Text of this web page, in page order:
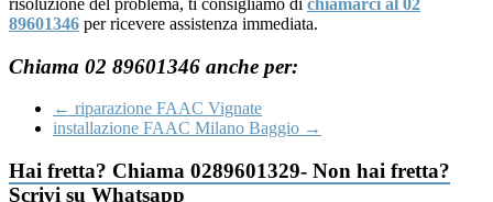
risoluzione del problema, ti consigliamo di chiamarci al 02
89601346 per ricevere assistenza immediata.
Chiama 02 89601346 anche per:
← riparazione FAAC Vignate
installazione FAAC Milano Baggio →
Hai fretta? Chiama 0289601329- Non hai fretta?
Scrivi su Whatsapp